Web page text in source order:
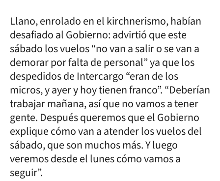
Llano, enrolado en el kirchnerismo, habían
desafiado al Gobierno: advirtió que este
sábado los vuelos “no van a salir o se van a
demorar por falta de personal” ya que los
despedidos de Intercargo “eran de los
micros, y ayer y hoy tienen franco”. “Deberían
trabajar mañana, así que no vamos a tener
gente. Después queremos que el Gobierno
explique cómo van a atender los vuelos del
sábado, que son muchos más. Y luego
veremos desde el lunes cómo vamos a
seguir”.